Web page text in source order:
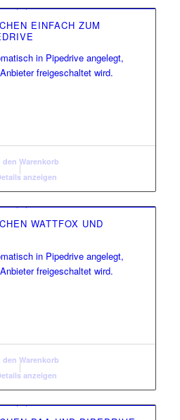
EINFACH ZUM
in Pipedrive angelegt,
freigeschaltet wird.
den Warenkorb
anzeigen
WATTFOX UND
in Pipedrive angelegt,
freigeschaltet wird.
den Warenkorb
anzeigen